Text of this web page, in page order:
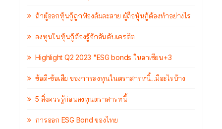
ถ้าผู้ออกหุ้นกู้ถูกฟ้องล้มละลาย ผู้ถือหุ้นกู้ต้องทำอย่างไร
ลงทุนในหุ้นกู้ต้องรู้จักอันดับเครดิต
Highlight Q2 2023 "ESG bonds ในอาเซียน+3
ข้อดี-ข้อเสีย ของการลงทุนในตราสารหนี้...มีอะไรบ้าง
5 สิ่งควรรู้ก่อนลงทุนตราสารหนี้
การออก ESG Bond ของไทย